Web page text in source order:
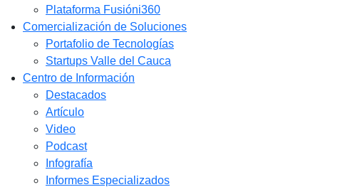
Plataforma Fusióni360
Comercialización de Soluciones
Portafolio de Tecnologías
Startups Valle del Cauca
Centro de Información
Destacados
Artículo
Video
Podcast
Infografía
Informes Especializados